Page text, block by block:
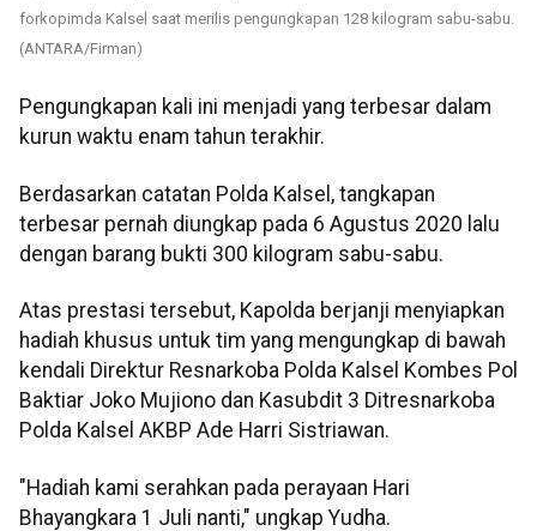
forkopimda Kalsel saat merilis pengungkapan 128 kilogram sabu-sabu.
(ANTARA/Firman)
Pengungkapan kali ini menjadi yang terbesar dalam
kurun waktu enam tahun terakhir.
Berdasarkan catatan Polda Kalsel, tangkapan
terbesar pernah diungkap pada 6 Agustus 2020 lalu
dengan barang bukti 300 kilogram sabu-sabu.
Atas prestasi tersebut, Kapolda berjanji menyiapkan
hadiah khusus untuk tim yang mengungkap di bawah
kendali Direktur Resnarkoba Polda Kalsel Kombes Pol
Baktiar Joko Mujiono dan Kasubdit 3 Ditresnarkoba
Polda Kalsel AKBP Ade Harri Sistriawan.
"Hadiah kami serahkan pada perayaan Hari
Bhayangkara 1 Juli nanti," ungkap Yudha.